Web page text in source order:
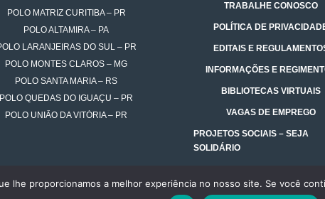
POLO MATRIZ CURITIBA – PR
POLO ALTAMIRA – PA
LARANJEIRAS DO SUL – PR
POLO MONTES CLAROS – MG
POLO SANTA MARIA – RS
POLO QUEDAS DO IGUAÇU – PR
POLO UNIÃO DA VITÓRIA – PR
TRABALHE CONOSCO
POLÍTICA DE
EDITAIS E
INFORMAÇÕES E
BIBLIOTECAS VIRTUAIS
VAGAS DE EMPREGO
PROJETOS SOCIAIS – SEJA
SOLIDÁRIO
lhe proporcionamos a melhor experiência no nosso site. Se você